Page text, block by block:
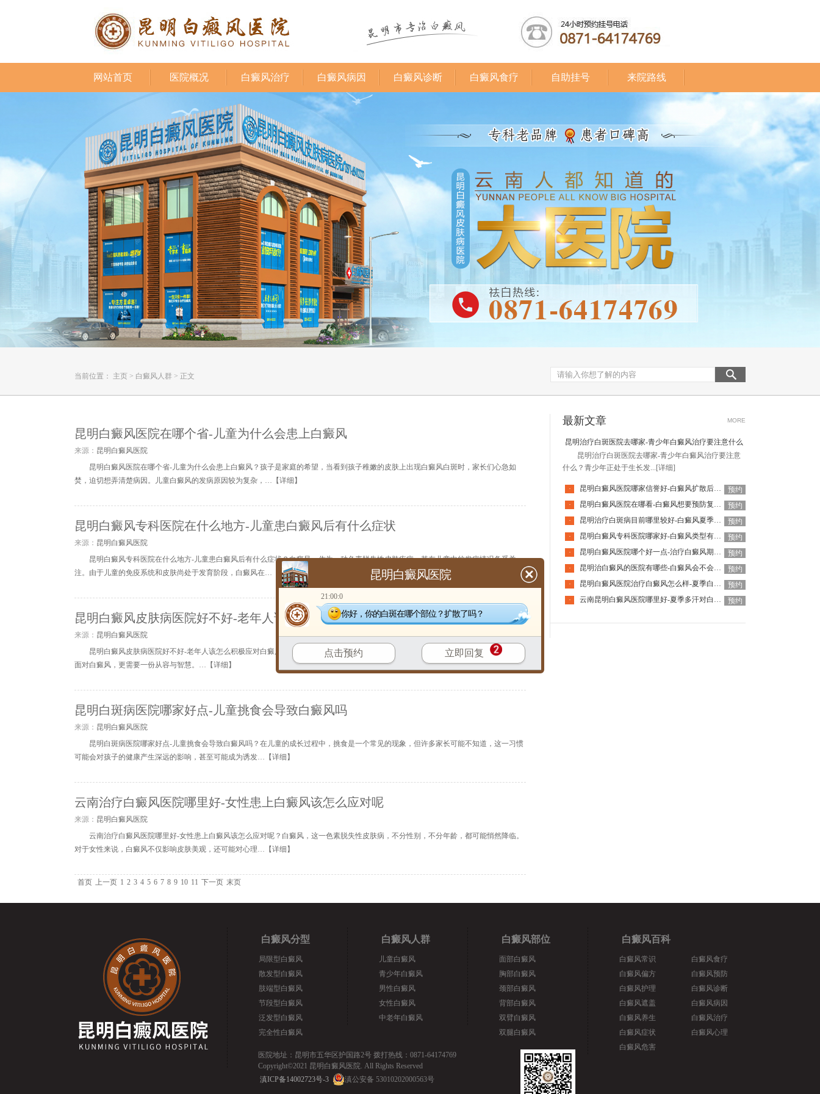
网站首页 医院概况 白癜风治疗 白癜风病因 白癜风诊断 白癜风食疗 自助挂号 来院路线
当前位置： 主页 > 白癜风人群 > 正文
昆明白癜风医院在哪个省-儿童为什么会患上白癜风
来源： 昆明白癜风医院
昆明白癜风医院在哪个省-儿童为什么会患上白癜风？孩子是家庭的希望，当看到孩子稚嫩的皮肤上出现白癜风白斑时，家长们心急如
焚，迫切想弄清楚病因。儿童白癜风的发病原因较为复杂，…【详细 】
昆明白癜风专科医院在什么地方-儿童患白癜风后有什么症状
来源： 昆明白癜风医院
昆明白癜风专科医院在什么地方-儿童患白癜风后有什么症状？白癜风，作为一种色素脱失性皮肤疾病，其在儿童中的发病情况备受关
注。由于儿童的免疫系统和皮肤尚处于发育阶段，白癜风在…【
详细】
昆明白癜风皮肤病医院好不好-老年人该怎么积极应对白癜风
来源： 昆明白癜风医院
昆明白癜风皮肤病医院好不好-老年人该怎么积极应对白癜风？白癜风，这一皮肤疾病，不分年龄，都可能悄然降临。对于老年人来说，
面对白癜风，更需要一份从容与智慧。…【详细 】
昆明白斑病医院哪家好点-儿童挑食会导致白癜风吗
来源： 昆明白癜风医院
昆明白斑病医院哪家好点-儿童挑食会导致白癜风吗？在儿童的成长过程中，挑食是一个常见的现象，但许多家长可能不知道，这一习惯
可能会对孩子的健康产生深远的影响，甚至可能成为诱发…【详细 】
云南治疗白癜风医院哪里好-女性患上白癜风该怎么应对呢
来源： 昆明白癜风医院
云南治疗白癜风医院哪里好-女性患上白癜风该怎么应对呢？白癜风，这一色素脱失性皮肤病，不分性别，不分年龄，都可能悄然降临。
对于女性来说，白癜风不仅影响皮肤美观，还可能对心理…【详细 】
首页 上一页 1 2 3 4 5 6 7 8 9 10 11 下一页 末页
最新文章 MORE
昆明治疗白斑医院去哪家-青少年白癜风治疗要注意什么
昆明治疗白斑医院去哪家-青少年白癜风治疗要注意
什么？青少年正处于生长发... [详细]
· 昆明白癜风医院哪家信誉好-白癜风扩散后会带来哪些危害
预约
·
昆明白癜风医院在哪看-白癜风想要预防复发要注意什么
预约
·
昆明治疗白斑病目前哪里较好-白癜风夏季为什么容易扩散
预约
·
昆明白癜风专科医院哪家好-白癜风类型有什么区别
预约
·
昆明白癜风医院哪个好一点-治疗白癜风期间需注意什么
预约
·
昆明治白癜风的医院有哪些-白癜风会不会自己消失呢
预约
·
昆明白癜风医院治疗白癜风怎么样-夏季白癜风患者饮食该注意什么
预约
·
云南昆明白癜风医院哪里好-夏季多汗对白癜风病情有没有影响 预约
白癜风分型
局限型白癜风
散发型白癜风
肢端型白癜风
节段型白癜风
泛发型白癜风
完全性白癜风
白癜风人群
儿童白癜风
青少年白癜风
男性白癜风
女性白癜风
中老年白癜风
白癜风部位
面部白癜风
胸部白癜风
颈部白癜风
背部白癜风
双臂白癜风
双腿白癜风
白癜风百科
白癜风常识
白癜风偏方
白癜风护理
白癜风遮盖
白癜风养生
白癜风症状
白癜风危害
白癜风食疗
白癜风预防
白癜风诊断
白癜风病因
白癜风治疗
白癜风心理
医院地址：昆明市五华区护国路2号 拨打热线：0871-64174769
Copyright©2021 昆明白癜风医院. All Rights Reserved
滇ICP备14002723号-3
滇公安备 53010202000563号
昆明白癜风医院
21:00:0
你好，你的白斑在哪个部位？扩散了吗？
点击预约 立即回复